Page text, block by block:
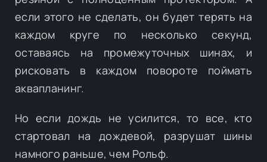
если этого не сделать, он будет терять на
каждом круге по несколько секунд,
оставаясь на промежуточных шинах, и
рисковать в каждом повороте поймать
аквапланинг.
Но если дождь не усилится, то все, кто
стартовал на дождевой, разрушат шины
намного раньше, чем Рольф.